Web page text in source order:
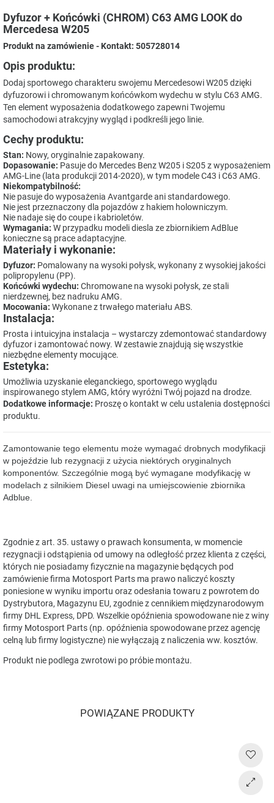
Dyfuzor + Końcówki (CHROM) C63 AMG LOOK do
Mercedesa W205
Produkt na zamówienie - Kontakt: 505728014
Opis produktu:
Dodaj sportowego charakteru swojemu Mercedesowi W205 dzięki
dyfuzorowi i chromowanym końcówkom wydechu w stylu C63 AMG.
Ten element wyposażenia dodatkowego zapewni Twojemu
samochodowi atrakcyjny wygląd i podkreśli jego linie.
Cechy produktu:
Stan: Nowy, oryginalnie zapakowany.
Dopasowanie: Pasuje do Mercedes Benz W205 i S205 z wyposażeniem
AMG-Line (lata produkcji 2014-2020), w tym modele C43 i C63 AMG.
Niekompatybilność:
Nie pasuje do wyposażenia Avantgarde ani standardowego.
Nie jest przeznaczony dla pojazdów z hakiem holowniczym.
Nie nadaje się do coupe i kabrioletów.
Wymagania: W przypadku modeli diesla ze zbiornikiem AdBlue
konieczne są prace adaptacyjne.
Materiały i wykonanie:
Dyfuzor: Pomalowany na wysoki połysk, wykonany z wysokiej jakości
polipropylenu (PP).
Końcówki wydechu: Chromowane na wysoki połysk, ze stali
nierdzewnej, bez nadruku AMG.
Mocowania: Wykonane z trwałego materiału ABS.
Instalacja:
Prosta i intuicyjna instalacja – wystarczy zdemontować standardowy
dyfuzor i zamontować nowy. W zestawie znajdują się wszystkie
niezbędne elementy mocujące.
Estetyka:
Umożliwia uzyskanie eleganckiego, sportowego wyglądu
inspirowanego stylem AMG, który wyróżni Twój pojazd na drodze.
Dodatkowe informacje: Proszę o kontakt w celu ustalenia dostępności
produktu.
Zamontowanie tego elementu może wymagać drobnych modyfikacji
w pojeździe lub rezygnacji z użycia niektórych oryginalnych
komponentów. Szczególnie mogą być wymagane modyfikację w
modelach z silnikiem Diesel uwagi na umiejscowienie zbiornika
Adblue.
Zgodnie z art. 35. ustawy o prawach konsumenta, w momencie
rezygnacji i odstąpienia od umowy na odległość przez klienta z części,
których nie posiadamy fizycznie na magazynie będących pod
zamówienie firma Motosport Parts ma prawo naliczyć koszty
poniesione w wyniku importu oraz odesłania towaru z powrotem do
Dystrybutora, Magazynu EU, zgodnie z cennikiem międzynarodowym
firmy DHL Express, DPD. Wszelkie opóźnienia spowodowane nie z winy
firmy Motosport Parts (np. opóźnienia spowodowane przez agencję
celną lub firmy logistyczne) nie wyłączają z naliczenia ww. kosztów.
Produkt nie podlega zwrotowi po próbie montażu.
POWIĄZANE PRODUKTY